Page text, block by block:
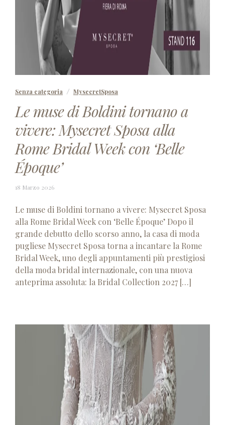
Senza categoria MysecretSposa
Le muse di Boldini tornano a
vivere: Mysecret Sposa alla
Rome Bridal Week con ‘Belle
Époque’
18 Marzo 202618
2026
Le muse di Boldini tornano a vivere: Mysecret Sposa
alla Rome Bridal Week con ‘Belle Époque’ Dopo il
grande debutto dello scorso anno, la casa di moda
pugliese Mysecret Sposa torna a incantare la Rome
Bridal Week, uno degli appuntamenti più prestigiosi
della moda bridal internazionale, con una nuova
anteprima assoluta: la Bridal Collection 2027 […]